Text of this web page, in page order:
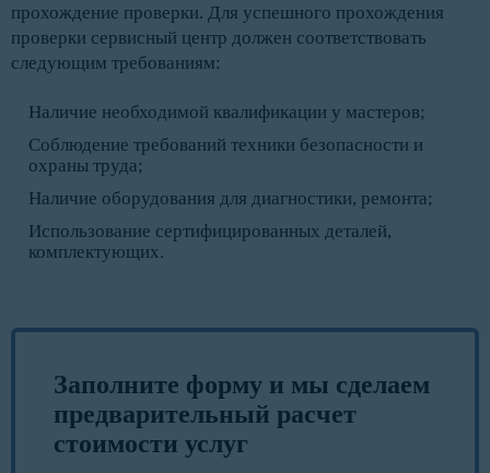
прохождение проверки. Для успешного прохождения
проверки сервисный центр должен соответствовать
следующим требованиям:
Наличие необходимой квалификации у мастеров;
Соблюдение требований техники безопасности и
охраны труда;
Наличие оборудования для диагностики, ремонта;
Использование сертифицированных деталей,
комплектующих.
Заполните форму и мы сделаем
предварительный расчет
стоимости услуг